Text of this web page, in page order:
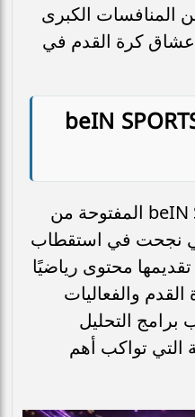
المنافسات الكبرى
عشاق كرة القدم في
beIN
تعتبر قناة beIN SPORTS 1 FTA المفتوحة من
نجحت في استقطاب
محتوى رياضيًا
والفعاليات
برامج التحليل
التي تواكب أهم